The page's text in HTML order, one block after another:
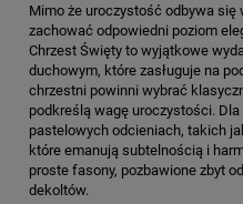
Mimo że uroczystość odbywa
zachować odpowiedni poziom
Chrzest Święty to wyjątkowe
duchowym, które zasługuje na
chrzestni powinni wybrać
podkreślą wagę uroczystości.
pastelowych odcieniach, takich
które emanują subtelnością i
proste fasony, pozbawione zbyt
dekoltów.